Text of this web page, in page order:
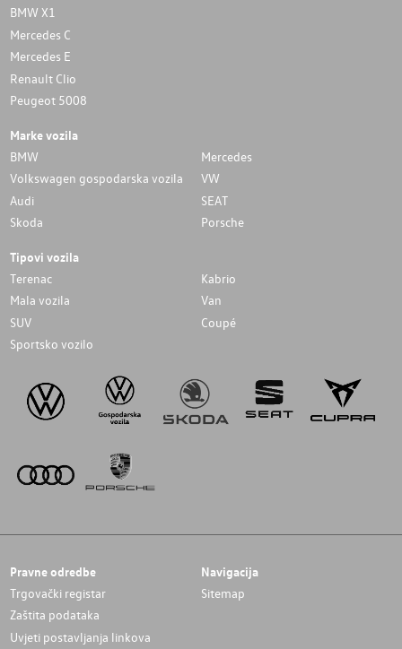
BMW X1
Mercedes C
Mercedes E
Renault Clio
Peugeot 5008
Marke vozila
BMW
Mercedes
Volkswagen gospodarska vozila
VW
Audi
SEAT
Skoda
Porsche
Tipovi vozila
Terenac
Kabrio
Mala vozila
Van
SUV
Coupé
Sportsko vozilo
Pravne odredbe
Trgovački registar
Zaštita podataka
Uvjeti postavljanja linkova
Navigacija
Sitemap